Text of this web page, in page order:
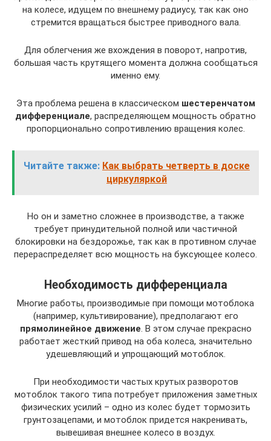
на колесе, идущем по внешнему радиусу, так как оно
стремится вращаться быстрее приводного вала.
Для облегчения же вхождения в поворот, напротив,
большая часть крутящего момента должна сообщаться
именно ему.
Эта проблема решена в классическом шестеренчатом
дифференциале, распределяющем мощность обратно
пропорционально сопротивлению вращения колес.
Читайте также: Как выбрать четверть в доске
циркуляркой
Но он и заметно сложнее в производстве, а также
требует принудительной полной или частичной
блокировки на бездорожье, так как в противном случае
перераспределяет всю мощность на буксующее колесо.
Необходимость дифференциала
Многие работы, производимые при помощи мотоблока
(например, культивирование), предполагают его
прямолинейное движение. В этом случае прекрасно
работает жесткий привод на оба колеса, значительно
удешевляющий и упрощающий мотоблок.
При необходимости частых крутых разворотов
мотоблок такого типа потребует приложения заметных
физических усилий – одно из колес будет тормозить
грунтозацепами, и мотоблок придется накренивать,
вывешивая внешнее колесо в воздух.